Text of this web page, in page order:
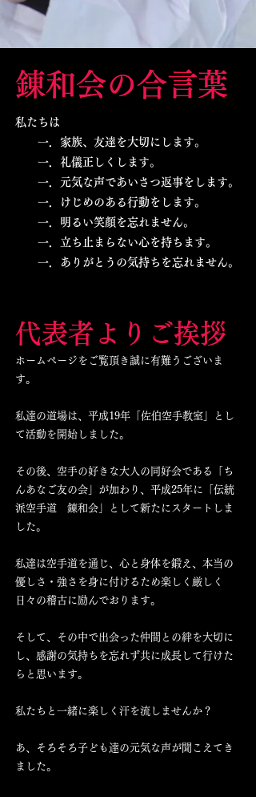
錬和会の合言葉
私たちは
一．家族、友達を大切にします。
一．礼儀正しくします。
一．元気な声であいさつ返事をします。
一．けじめのある行動をします。
一．明るい笑顔を忘れません。
一．立ち止まらない心を持ちます。
一．ありがとうの気持ちを忘れません。
代表者よりご挨拶
ホームページをご覧頂き誠に有難うございま
す。
私達の道場は、平成19年「佐伯空手教室」とし
て活動を開始しました。
その後、空手の好きな大人の同好会である「ち
んあなご友の会」が加わり、平成25年に「伝統
派空手道 錬和会」として新たにスタートしま
した。
私達は空手道を通じ、心と身体を鍛え、本当の
優しさ・強さを身に付けるため楽しく厳しく
日々の稽古に励んでおります。
そして、その中で出会った仲間との絆を大切に
し、感謝の気持ちを忘れず共に成長して行けた
らと思います。
私たちと一緒に楽しく汗を流しませんか？
あ、そろそろ子ども達の元気な声が聞こえてき
ました。